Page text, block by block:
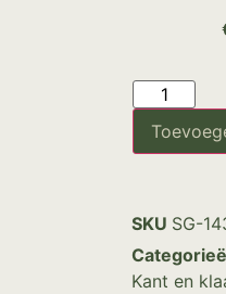
SKU SG-
Kant en